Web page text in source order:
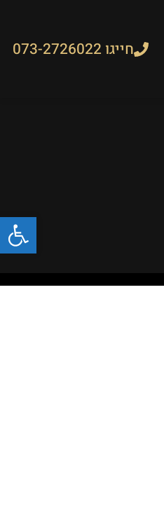
חייגו 073-2726022